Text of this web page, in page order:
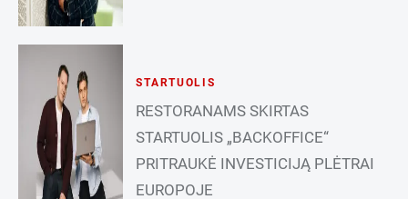
STARTUOLIS
RESTORANAMS SKIRTAS
STARTUOLIS „BACKOFFICE“
PRITRAUKĖ INVESTICIJĄ PLĖTRAI
EUROPOJE